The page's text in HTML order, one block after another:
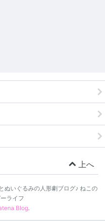
上へ
ぬいぐるみの人形劇ブログ♪ ねこの
ライフ
Blog.